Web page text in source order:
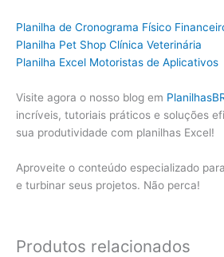
Planilha de Cronograma Físico
Planilha Pet Shop Clínica Veterinária
Planilha Excel Motoristas de Aplicativos
Visite agora o nosso blog em
incríveis, tutoriais práticos e soluções
sua produtividade com planilhas Excel!
Aproveite o conteúdo especializado
e turbinar seus projetos. Não perca!
Produtos relacionados